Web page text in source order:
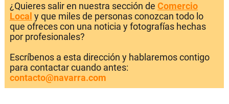
¿Quieres salir en nuestra sección de Comercio
Local y que miles de personas conozcan todo lo
que ofreces con una noticia y fotografías hechas
por profesionales?
Escríbenos a esta dirección y hablaremos contigo
para contactar cuando antes:
contacto@navarra.com